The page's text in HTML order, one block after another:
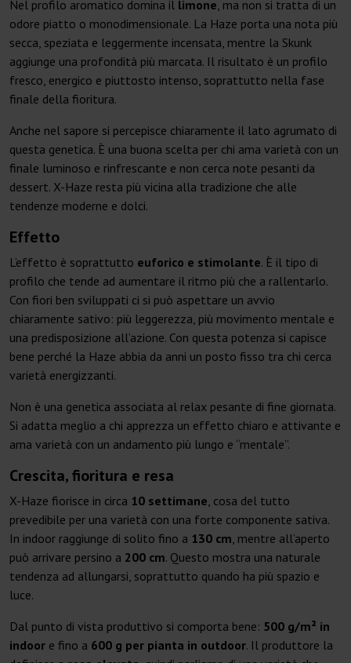
Nel profilo aromatico domina il limone, ma non si tratta di un
odore piatto o monodimensionale. La Haze porta una nota più
secca, speziata e leggermente incensata, mentre la Skunk
aggiunge una profondità più marcata. Il risultato è un profilo
fresco, energico e piuttosto intenso, soprattutto nella fase
finale della fioritura.
Anche nel sapore si percepisce chiaramente il lato agrumato di
questa genetica. È una buona scelta per chi ama varietà con un
finale luminoso e rinfrescante e non cerca note pesanti da
dessert. X-Haze resta più vicina alla tradizione che alle
tendenze moderne e dolci.
Effetto
L’effetto è soprattutto euforico e stimolante. È il tipo di
profilo che tende ad aumentare il ritmo più che a rallentarlo.
Con fiori ben sviluppati ci si può aspettare un avvio
chiaramente sativo: più leggerezza, più movimento mentale e
una predisposizione all’azione. Con questa potenza si capisce
bene perché la Haze abbia da anni un posto fisso tra chi cerca
varietà energizzanti.
Non è una genetica associata al relax pesante di fine giornata.
Si adatta meglio a chi apprezza un effetto chiaro e attivante e
ama varietà con un andamento più lungo e “mentale”.
Crescita, fioritura e resa
X-Haze fiorisce in circa 10 settimane, cosa del tutto
prevedibile per una varietà con una forte componente sativa.
In indoor raggiunge di solito fino a 130 cm, mentre all’aperto
può arrivare persino a 200 cm. Questo mostra una naturale
tendenza ad allungarsi, soprattutto quando ha più spazio e
luce.
Dal punto di vista produttivo si comporta bene: 500 g/m² in
indoor e fino a 600 g per pianta in outdoor. Il produttore la